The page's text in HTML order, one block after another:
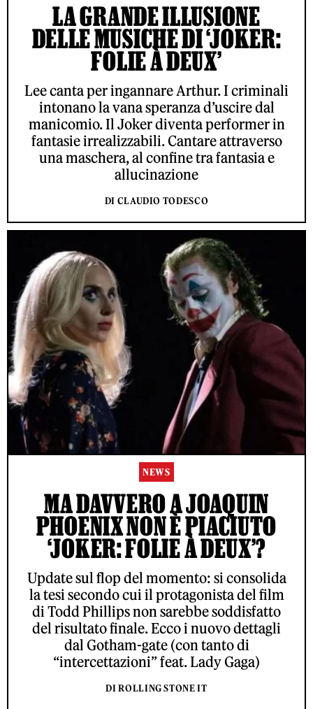
LA GRANDE ILLUSIONE
DELLE MUSICHE DI ‘JOKER:
FOLIE À DEUX’
Lee canta per ingannare Arthur. I criminali
intonano la vana speranza d’uscire dal
manicomio. Il Joker diventa performer in
fantasie irrealizzabili. Cantare attraverso
una maschera, al confine tra fantasia e
allucinazione
DI CLAUDIO TODESCO
NEWS
MA DAVVERO A JOAQUIN
PHOENIX NON È PIACIUTO
‘JOKER: FOLIE À DEUX’?
Update sul flop del momento: si consolida
la tesi secondo cui il protagonista del film
di Todd Phillips non sarebbe soddisfatto
del risultato finale. Ecco i nuovo dettagli
dal Gotham-gate (con tanto di
“intercettazioni” feat. Lady Gaga)
DI ROLLING STONE IT